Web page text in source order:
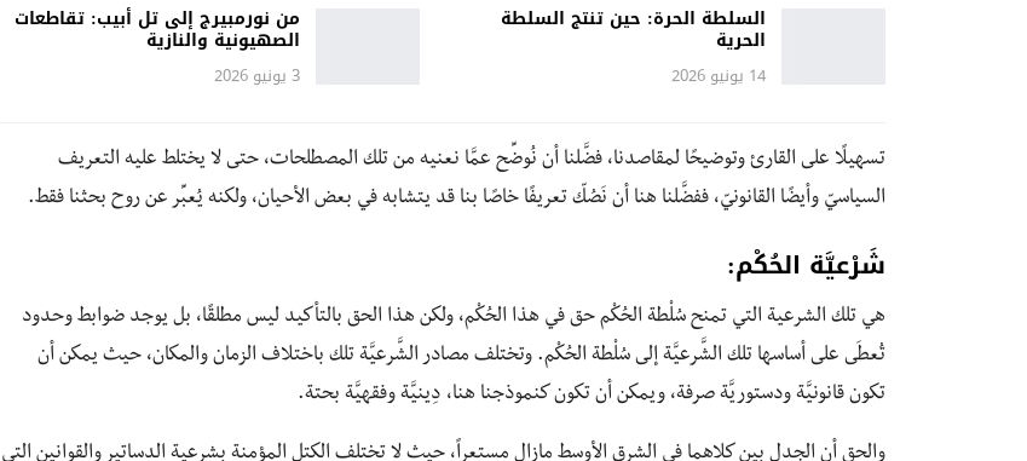
السلطة الحرة: حين تنتج السلطة
الحرية
14 يونيو 2026
من نورمبيرج إلى تل أبيب: تقاطعات
الصهيونية والنازية
3 يونيو 2026
تسهيلًا على القارئ وتوضيحًا لمقاصدنا، فضَّلنا أن نُوضِّح عمَّا نعنيه من تلك المصطلحات، حتى لا يختلط عليه التعريف
السياسيّ وأيضًا القانونيّ، ففضَّلنا هنا أن نَصُكّ تعريفًا خاصًا بنا قد يتشابه في بعض الأحيان، ولكنه يُعبِّر عن روح بحثنا فقط.
شَرْعيَّة الحُكْم:
هي تلك الشرعية التي تمنح سُلْطة الحُكْم حق في هذا الحُكْم، ولكن هذا الحق بالتأكيد ليس مطلقًا، بل يوجد ضوابط وحدود
تُعطَى على أساسها تلك الشَّرعيَّة إلى سُلْطة الحُكْم. وتختلف مصادر الشَّرعيَّة تلك باختلاف الزمان والمكان، حيث يمكن أن
تكون قانونيَّة ودستوريَّة صرفة، ويمكن أن تكون كنموذجنا هنا، دِينيَّة وفقهيَّة بحتة.
والحق أن الجدل بين كلاهما في الشرق الأوسط مازال مستعراً، حيث لا تختلف الكتل المؤمنة بشرعية الدساتير والقوانين التي